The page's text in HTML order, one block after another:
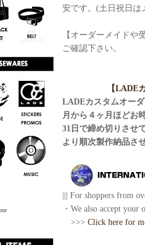
安です。(土日祝日は
【オーダーメイド
ご確認下さい。
【LADE
LADEカスタムオー
月から４ヶ月ほどお
31日で締め切りさせ
より順次製作納品さ
||| For shoppers from
・We also accept your
>>> Click here for